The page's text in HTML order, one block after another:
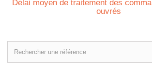
Délai moyen de traitement des
ouvrés